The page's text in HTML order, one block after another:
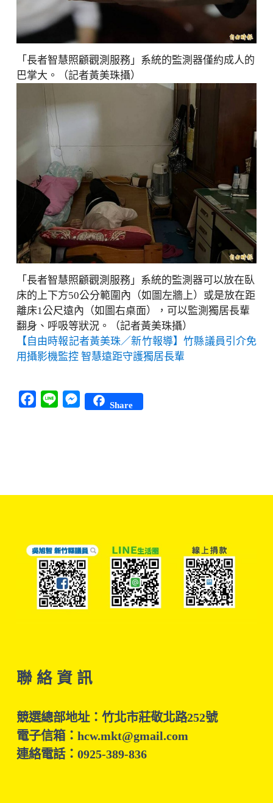
「長者智慧照顧觀測服務」系統的監測器僅約成人的
巴掌大。（記者黃美珠攝）
「長者智慧照顧觀測服務」系統的監測器可以放在臥
床的上下方50公分範圍內（如圖左牆上）或是放在距
離床1公尺遠內（如圖右桌面），可以監測獨居長輩
翻身、呼吸等狀況。（記者黃美珠攝）
【自由時報記者黃美珠／新竹報導】竹縣議員引介免
用攝影機監控 智慧遠距守護獨居長輩
Facebook
Line Messenger
Share
聯 絡 資 訊
競選總部地址：竹北市莊敬北路252號
電子信箱：hcw.mkt@gmail.com
連絡電話：0925-389-836